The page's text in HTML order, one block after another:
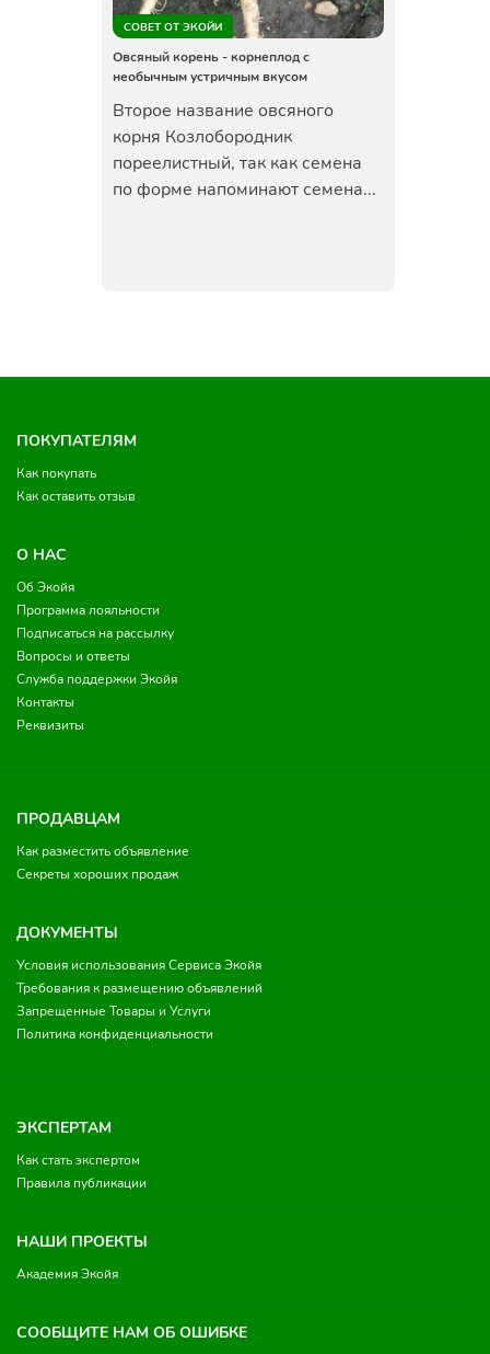
СОВЕТ ОТ ЭКОЙИ
Овсяный корень - корнеплод с
необычным устричным вкусом
Второе название овсяного
корня Козлобородник
пореелистный, так как семена
по форме напоминают семена...
ПОКУПАТЕЛЯМ
Как покупать
Как оставить отзыв
О НАС
Об Экойя
Программа лояльности
Подписаться на рассылку
Вопросы и ответы
Служба поддержки Экойя
Контакты
Реквизиты
ПРОДАВЦАМ
Как разместить объявление
Секреты хороших продаж
ДОКУМЕНТЫ
Условия использования Сервиса Экойя
Требования к размещению объявлений
Запрещенные Товары и Услуги
Политика конфиденциальности
ЭКСПЕРТАМ
Как стать экспертом
Правила публикации
НАШИ ПРОЕКТЫ
Академия Экойя
СООБЩИТЕ НАМ ОБ ОШИБКЕ